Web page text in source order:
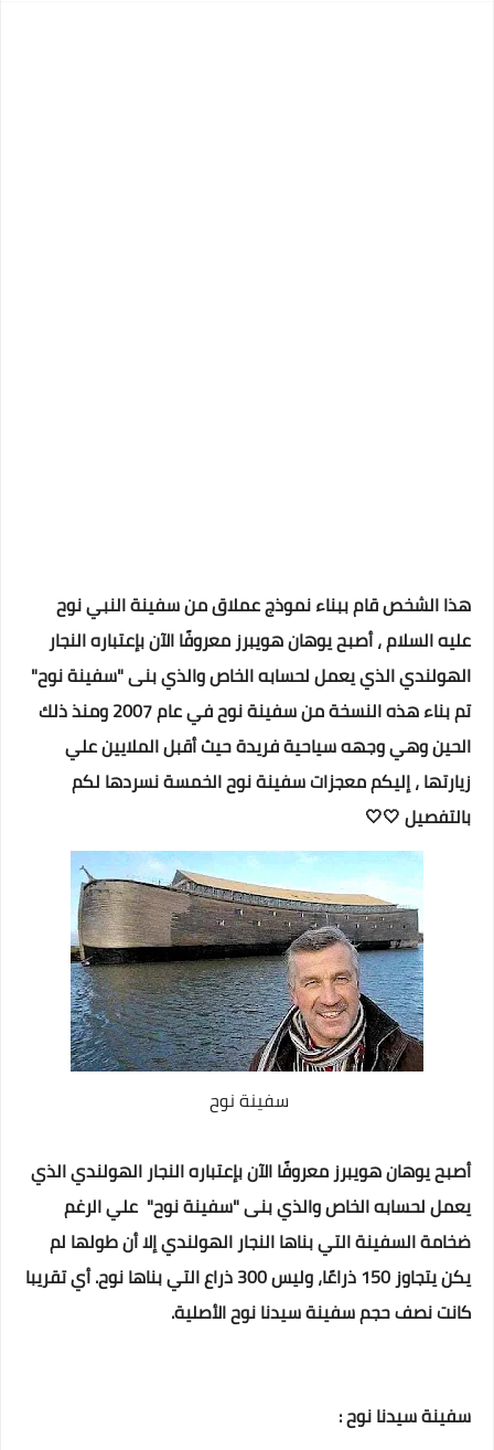
هذا الشخص قام ببناء نموذج عملاق من سفينة النبي نوح
عليه السلام ، أصبح يوهان هويبرز معروفًا الآن بإعتباره النجار
الهولندي الذي يعمل لحسابه الخاص والذي بنى "سفينة نوح"
تم بناء هذه النسخة من سفينة نوح في عام 2007 ومنذ ذلك
الحين وهي وجهه سياحية فريدة حيث أقبل الملايين علي
زيارتها، إليكممعجزات سفينة نوح الخمسة نسردها لكم
بالتفصيل 🤍🤍‏
سفينة نوح
أصبح يوهان هويبرز معروفًا الآن بإعتباره النجار الهولندي الذي
يعمل لحسابه الخاص والذي بنى "سفينة نوح" علي الرغم
ضخامة السفينة التي بناها النجار الهولندي إلا أن طولها لم
يكن يتجاوز 150 ذراعًا، وليس 300 ذراع التي بناها نوح. أي تقريبا
كانت نصف حجم سفينة سيدنا نوح الأصلية.
سفينة سيدنا نوح :